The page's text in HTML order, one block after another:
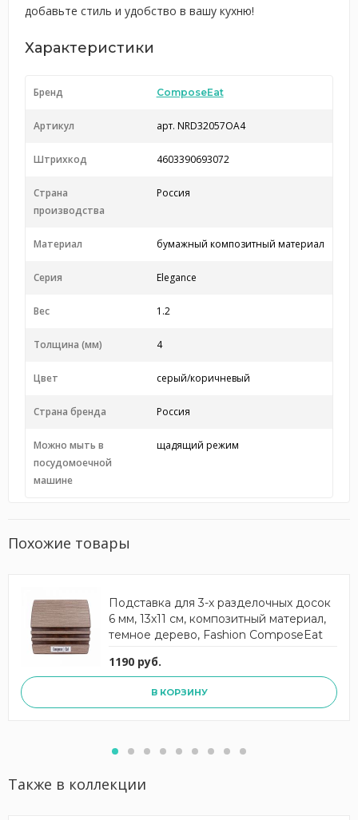
добавьте стиль и удобство в вашу кухню!
Характеристики
Бренд ComposeEat
Артикул арт. NRD32057ОА4
Штрихкод 4603390693072
Страна
производства
Россия
Материал бумажный композитный материал
Серия Elegance
Вес 1.2
Толщина (мм) 4
Цвет серый/коричневый
Страна бренда Россия
Можно мыть в
посудомоечной
машине
щадящий режим
Похожие товары
Подставка для 3-х разделочных досок
6 мм, 13х11 см, композитный материал,
темное дерево, Fashion ComposeEat
1190 руб.
В КОРЗИНУ
Также в коллекции